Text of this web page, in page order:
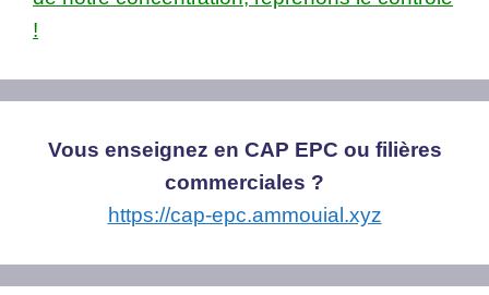
!
Vous enseignez en CAP EPC ou filières
commerciales ?
https://cap-epc.ammouial.xyz